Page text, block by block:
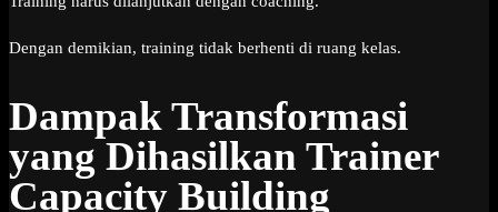
Dengan demikian, training tidak berhenti di ruang kelas.
Dampak Transformasi
yang Dihasilkan Trainer
Capacity Building